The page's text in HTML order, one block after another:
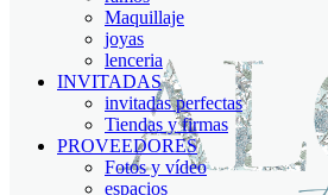
Maquillaje
joyas
lenceria
INVITADAS
invitadas perfectas
Tiendas y firmas
PROVEEDORES
Fotos y vídeo
espacios